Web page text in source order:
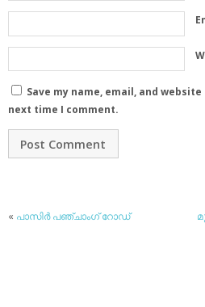
Save my name, email, and
next time I comment.
« പാസിര്‍ പഞ്ചാംഗ് റോഡ്